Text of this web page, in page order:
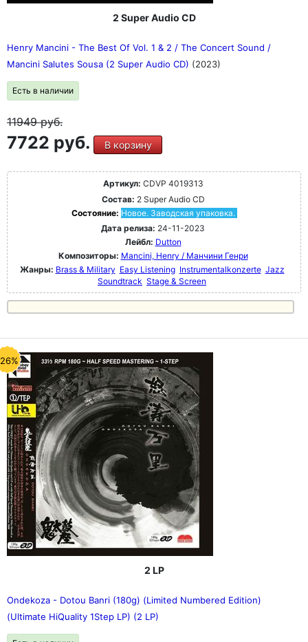
2 Super Audio CD
Henry Mancini - The Best Of Vol. 1 & 2 / The Concert Sound /
Mancini Salutes Sousa (2 Super Audio CD) (2023)
Есть в наличии
11949руб.
7722 руб. В корзину
Артикул: CDVP 4019313
Состав: 2 Super Audio CD
Состояние: Новое. Заводская упаковка.
Дата релиза: 24-11-2023
Лейбл: Dutton
Композиторы: Mancini, Henry / Манчини Генри
Жанры: Brass & Military Easy Listening Instrumentalkonzerte Jazz
Soundtrack Stage & Screen
2 LP
Ondekoza - Dotou Banri (180g) (Limited Numbered Edition)
(Ultimate HiQuality 1Step LP) (2 LP)